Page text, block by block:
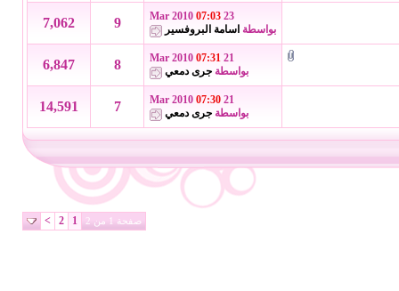
23 Mar 2010
07:03
بواسطة اسامة البروفسير 9
7,062
21 Mar 2010
07:31
بواسطة جرى دمعي 8
6,847
21 Mar 2010
07:30
بواسطة جرى دمعي 7
14,591
صفحة 1 من 2 1
2
>